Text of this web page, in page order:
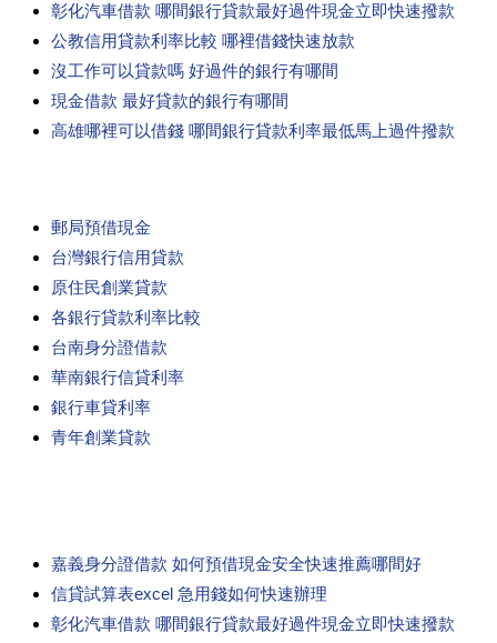
彰化汽車借款 哪間銀行貸款最好過件現金立即快速撥款
公教信用貸款利率比較 哪裡借錢快速放款
沒工作可以貸款嗎 好過件的銀行有哪間
現金借款 最好貸款的銀行有哪間
高雄哪裡可以借錢 哪間銀行貸款利率最低馬上過件撥款
郵局預借現金
台灣銀行信用貸款
原住民創業貸款
各銀行貸款利率比較
台南身分證借款
華南銀行信貸利率
銀行車貸利率
青年創業貸款
嘉義身分證借款 如何預借現金安全快速推薦哪間好
信貸試算表excel 急用錢如何快速辦理
彰化汽車借款 哪間銀行貸款最好過件現金立即快速撥款